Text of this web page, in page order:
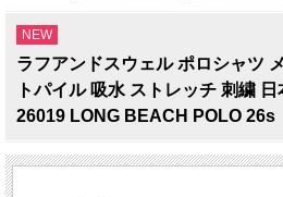
NEW
ラフアンドスウェル ポロシャツ
トパイル 吸水 ストレッチ 刺繍
26019 LONG BEACH POLO 26s